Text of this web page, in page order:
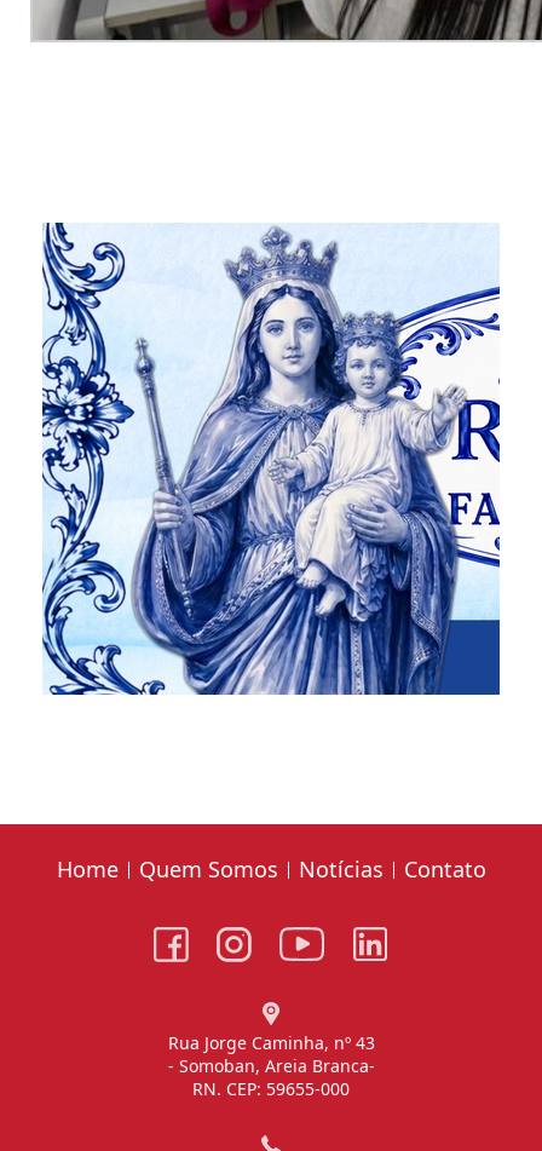
Home Quem Somos Notícias Contato
Rua Jorge Caminha, nº 43
- Somoban, Areia Branca-
RN. CEP: 59655-000